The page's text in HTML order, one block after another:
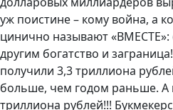
уж поистине – кому война, а
цинично называют
другим богатство и
получили 3,3 триллиона
больше, чем годом раньше. А
триллиона рублей!!!